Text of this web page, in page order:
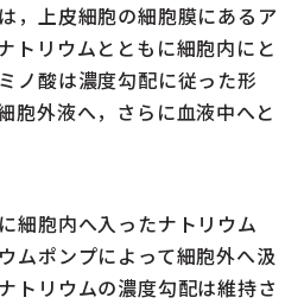
，上皮細胞の細胞膜にあるア
トリウムとともに細胞内にと
ノ酸は濃度勾配に従った形
胞外液へ，さらに血液中へと
細胞内へ入ったナトリウム
ムポンプによって細胞外へ汲
トリウムの濃度勾配は維持さ